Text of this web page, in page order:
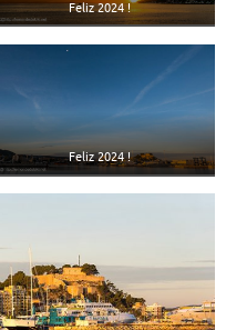
Feliz 2024 !
Feliz 2024 !